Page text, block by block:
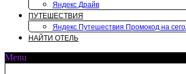
Яндекс Драйв
ПУТЕШЕСТВИЯ
Яндекс Путешествия Промокод на
НАЙТИ ОТЕЛЬ
Menu